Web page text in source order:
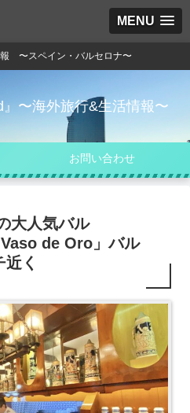
MENU
〜スペイン・バルセロナ〜
』〜海外旅行&生活情報〜
お問い合わせ
大人気バル
de Oro」バル
く